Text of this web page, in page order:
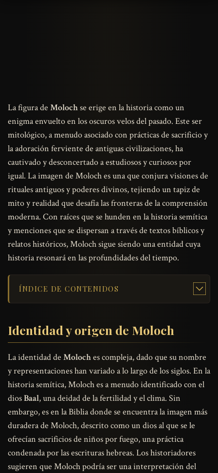
La figura de Molochse erige en la historia como un
enigma envuelto en los oscuros velos del pasado. Este ser
mitológico, a menudo asociado con prácticas de sacrificio y
la adoración ferviente de antiguas civilizaciones, ha
cautivado y desconcertado a estudiosos y curiosos por
igual. La imagen de Moloch es una que conjura visiones de
rituales antiguos y poderes divinos, tejiendo un tapiz de
mito y realidad que desafía las fronteras de la comprensión
moderna. Con raíces que se hunden en la historia semítica
y menciones que se dispersan a través de textos bíblicos y
relatos históricos, Moloch sigue siendo una entidad cuya
historia resonará en las profundidades del tiempo.
ÍNDICE DE CONTENIDOS
Identidad y origen de Moloch
La identidad de Moloches compleja, dado que su nombre
y representaciones han variado a lo largo de los siglos. En la
historia semítica, Moloch es a menudo identificado con el
diosBaal, una deidad de la fertilidad y el clima. Sin
embargo, es en la Biblia donde se encuentra la imagen más
duradera de Moloch, descrito como un dios al que se le
ofrecían sacrificios de niños por fuego, una práctica
condenada por las escrituras hebreas. Los historiadores
sugieren que Moloch podría ser una interpretación del